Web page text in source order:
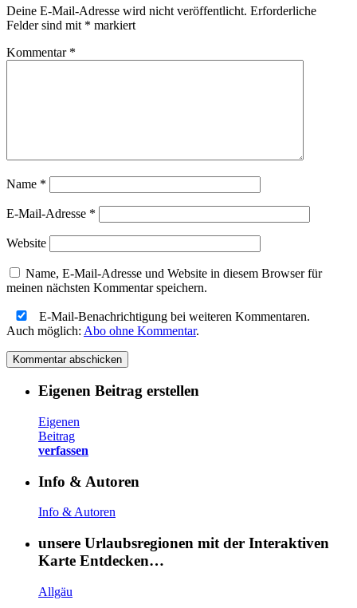
Deine E-Mail-Adresse wird nicht veröffentlicht. Erforderliche
Felder sind mit * markiert
Kommentar *
Name *
E-Mail-Adresse *
Website
Name, E-Mail-Adresse und Website in diesem Browser für
meinen nächsten Kommentar speichern.
E-Mail-Benachrichtigung bei weiteren Kommentaren.
Auch möglich: Abo ohne Kommentar.
Eigenen Beitrag erstellen
Eigenen
Beitrag
verfassen
Info & Autoren
Info & Autoren
unsere Urlaubsregionen mit der Interaktiven
Karte Entdecken…
Allgäu